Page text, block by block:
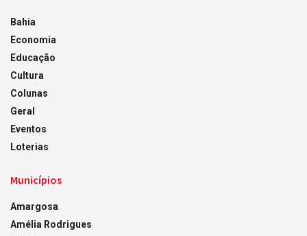
Bahia
Economia
Educação
Cultura
Colunas
Geral
Eventos
Loterias
Municípios
Amargosa
Amélia Rodrigues